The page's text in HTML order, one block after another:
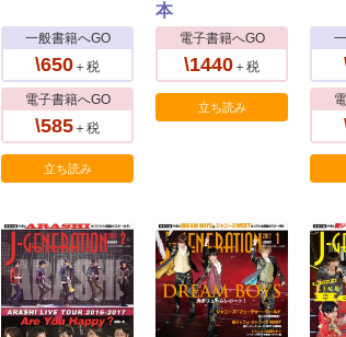
一般書籍へGO
\650 ＋税
電子書籍へGO
\585 ＋税
立ち読み
本
電子書籍へGO
\1440 ＋税
立ち読み